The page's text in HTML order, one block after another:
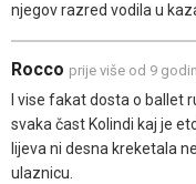
njegov razred vodila u
Rocco prije više od 9
I vise fakat dosta o ballet
svaka čast Kolindi kaj je
lijeva ni desna kreketala
ulaznicu.